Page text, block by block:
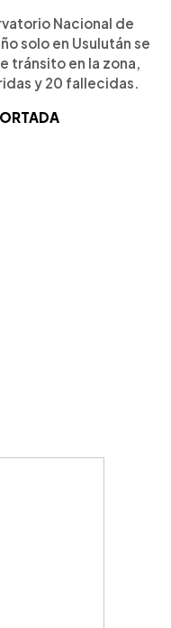
Nacional de
solo en Usulután se
tránsito en la zona,
y 20 fallecidas.